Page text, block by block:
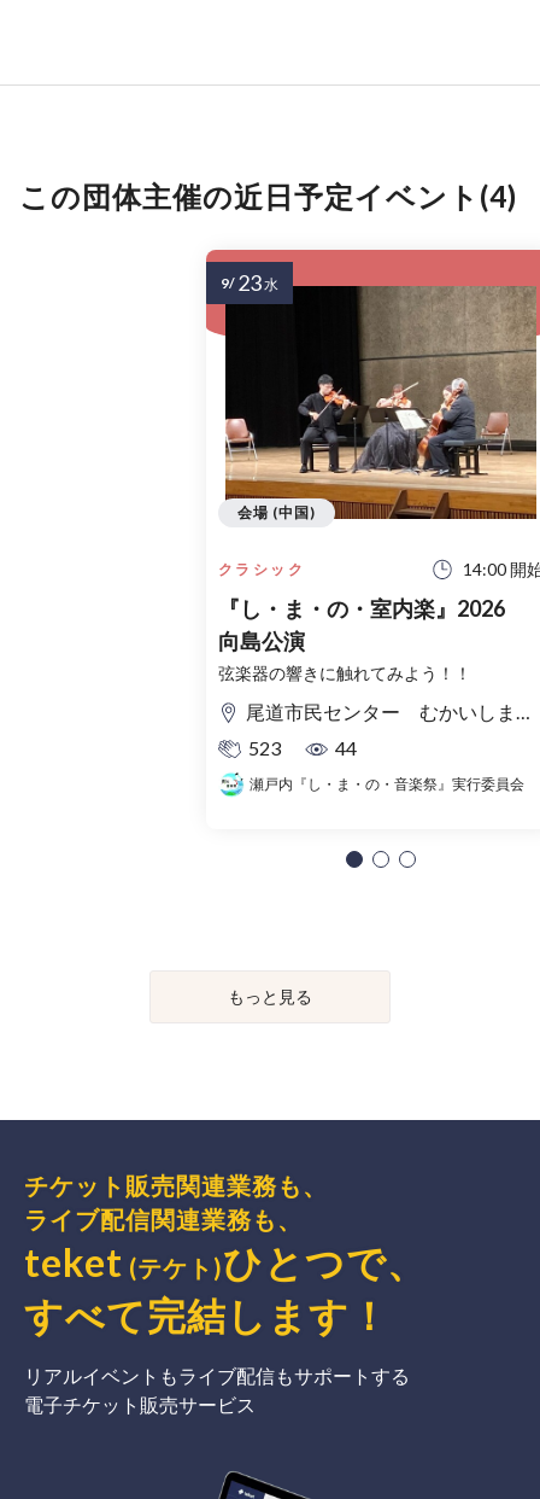
この団体主催の近日予定イベント(4)
クラシック 14:00 開
『し・ま・の・室内楽』2026
向島公演
弦楽器の響きに触れてみよう！！
尾道市民センター むかいしまこころ
523
44
瀬戸内『し・ま・の・音楽祭』実行委員会
会場 (中国)
9/ 23水
もっと見る
チケット販売関連業務も、
ライブ配信関連業務も、
teket (テケト)ひとつで、
すべて完結 します ！
リアルイベントもライブ配信もサポートする
電子チケット販売サービス